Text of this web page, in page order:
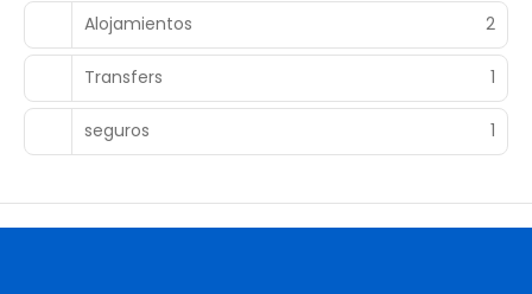
Alojamientos 2
Transfers 1
seguros 1